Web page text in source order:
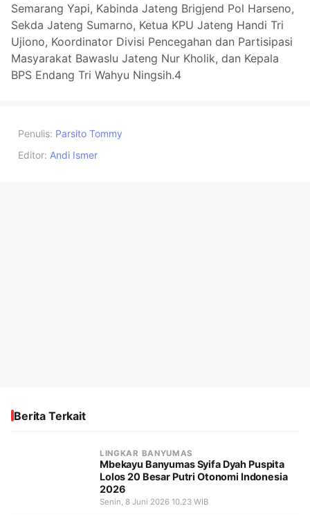
Semarang Yapi, Kabinda Jateng Brigjend Pol Harseno,
Sekda Jateng Sumarno, Ketua KPU Jateng Handi Tri
Ujiono, Koordinator Divisi Pencegahan dan Partisipasi
Masyarakat Bawaslu Jateng Nur Kholik, dan Kepala
BPS Endang Tri Wahyu Ningsih.4
Penulis: Parsito Tommy
Editor: Andi Ismer
Berita Terkait
LINGKAR BANYUMAS
Mbekayu Banyumas Syifa Dyah Puspita
Lolos 20 Besar Putri Otonomi Indonesia
2026
Senin, 8 Juni 2026 10.23 WIB